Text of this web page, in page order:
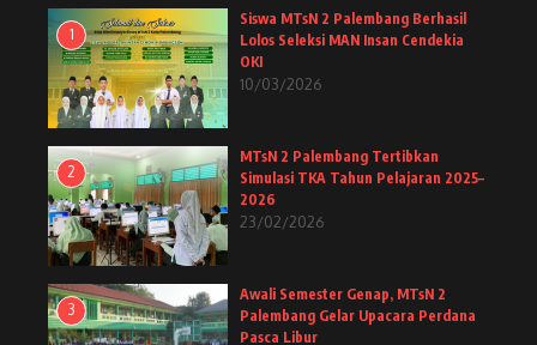
1
Siswa MTsN 2 Palembang Berhasil
Lolos Seleksi MAN Insan Cendekia
OKI
10/03/2026
2
MTsN 2 Palembang Tertibkan
Simulasi TKA Tahun Pelajaran 2025–
2026
23/02/2026
3
Awali Semester Genap, MTsN 2
Palembang Gelar Upacara Perdana
Pasca Libur